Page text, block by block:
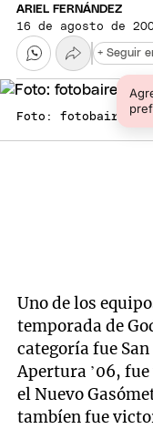
ARIEL FERNÁNDEZ
16 de agosto de
+ Seguir
Foto: fotobaires/
Uno de los
temporada de
categoría fue
Apertura ’06,
el Nuevo
tambíen fue